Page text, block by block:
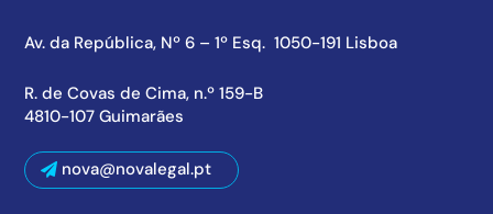
Av. da República, Nº 6 – 1º Esq. 1050-191 Lisboa
R. de Covas de Cima, n.º 159-B
4810-107 Guimarães
nova@novalegal.pt